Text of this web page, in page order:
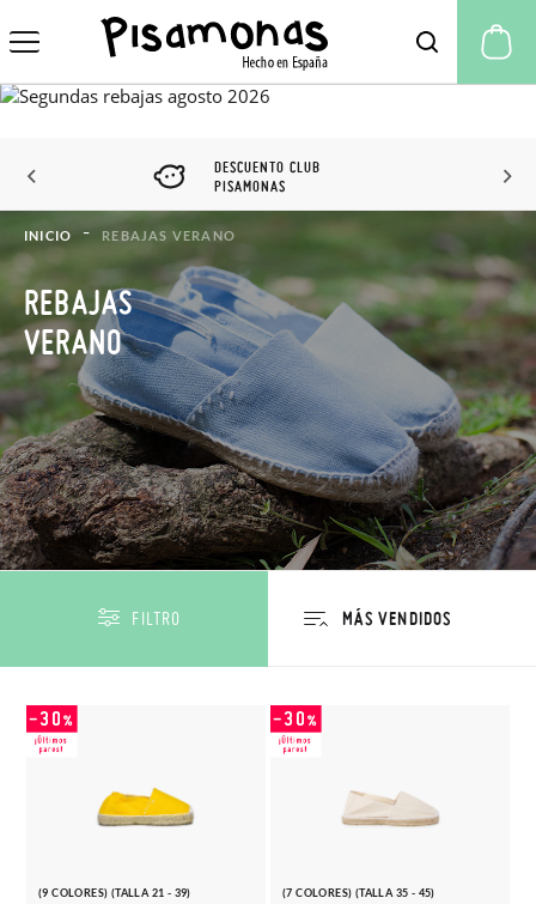
DESCUENTO CLUB
PISAMONAS
INICIO REBAJAS VERANO
REBAJAS
VERANO
FILTRO
(9 COLORES) (TALLA 21 - 39) (7 COLORES) (TALLA 35 - 45)